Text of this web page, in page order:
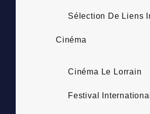
Sélection De Liens
Cinéma
Cinéma Le Lorrain
Festival